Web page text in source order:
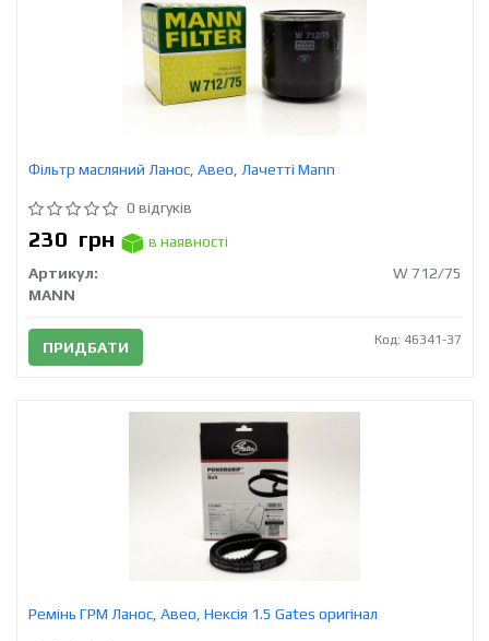
Фільтр масляний Ланос, Авео, Лачетті Mann
0 відгуків
230 грн
в наявності
Артикул:
W 712/75
MANN
ПРИДБАТИ Код: 46341-37
Ремінь ГРМ Ланос, Авео, Нексія 1.5 Gates оригінал